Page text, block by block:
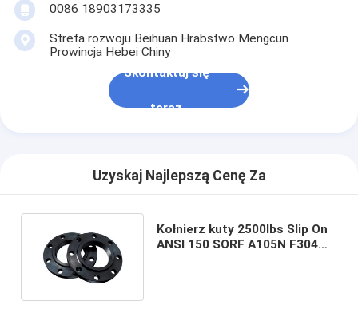
0086 18903173335
Strefa rozwoju Beihuan Hrabstwo Mengcun
Prowincja Hebei Chiny
Skontaktuj się
teraz
Uzyskaj Najlepszą Cenę Za
Kołnierz kuty 2500lbs Slip On
ANSI 150 SORF A105N F304